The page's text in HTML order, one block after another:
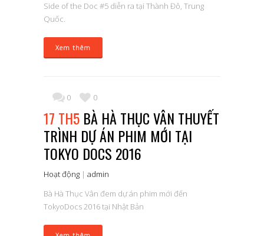
Side of the Doc #5 diễn ra tại Thành Đô, Trung
Quốc.
Xem thêm
0 0
17 TH5 BÀ HÀ THỤC VÂN THUYẾT
TRÌNH DỰ ÁN PHIM MỚI TẠI
TOKYO DOCS 2016
Hoạt động | admin
Bà Hà Thục Vân đem dự án phim mới đến
TokyoDocs 2016 tại Nhật Bản